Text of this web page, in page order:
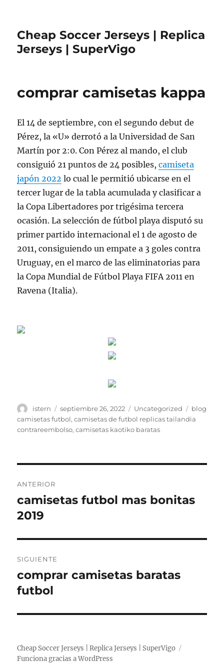
Cheap Soccer Jerseys | Replica
Jerseys | SuperVigo
comprar camisetas kappa
El 14 de septiembre, con el segundo debut de
Pérez, la «U» derrotó a la Universidad de San
Martín por 2:0. Con Pérez al mando, el club
consiguió 21 puntos de 24 posibles,camiseta
japón 2022 lo cual le permitió ubicarse en el
tercer lugar de la tabla acumulada y clasificar a
la Copa Libertadores por trigésima tercera
ocasión. La selección de fútbol playa disputó su
primer partido internacional el 1 de agosto de
2011, consiguiendo un empate a 3 goles contra
Uruguay, en el marco de las eliminatorias para
la Copa Mundial de Fútbol Playa FIFA 2011 en
Ravena (Italia).
Autor
istern
Publicado
el
septiembre 26, 2022 Categorías
Uncategorized Etiquetas
blog
camisetas futbol,camisetas de futbol replicas tailandia
contrareembolso,camisetas kaotiko baratas
de
entradas
ANTERIOR
Entrada
anterior:
camisetas futbol mas bonitas
2019
SIGUIENTE
Entrada
siguiente:
comprar camisetas baratas
futbol
Cheap Soccer Jerseys | Replica Jerseys | SuperVigo
Funciona gracias a WordPress